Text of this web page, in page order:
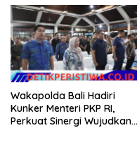
Wakapolda Bali Hadiri
Kunker Menteri PKP RI,
Perkuat Sinergi Wujudkan